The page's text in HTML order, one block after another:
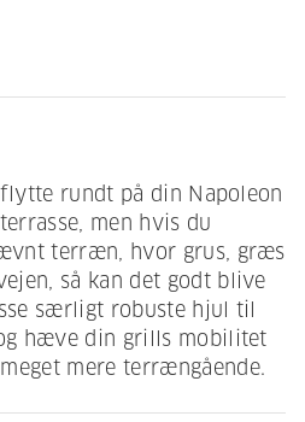
rundt på din Napoleon
men hvis du
terræn, hvor grus, græs
så kan det godt blive
særligt robuste hjul til
hæve din grills mobilitet
mere terrængående.